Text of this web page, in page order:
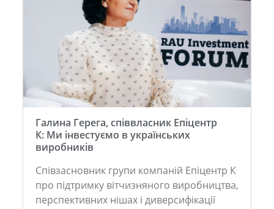
Галина Герега, співвласник Епіцентр
К: Ми інвестуємо в українських
виробників
Співзасновник групи компаній Епіцентр К
про підтримку вітчизняного виробництва,
перспективних нішах і диверсифікації